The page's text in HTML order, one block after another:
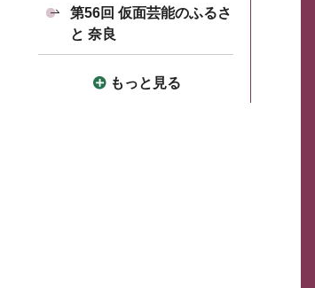
第56回 仮面芸能のふるさ
と 奈良
もっと見る